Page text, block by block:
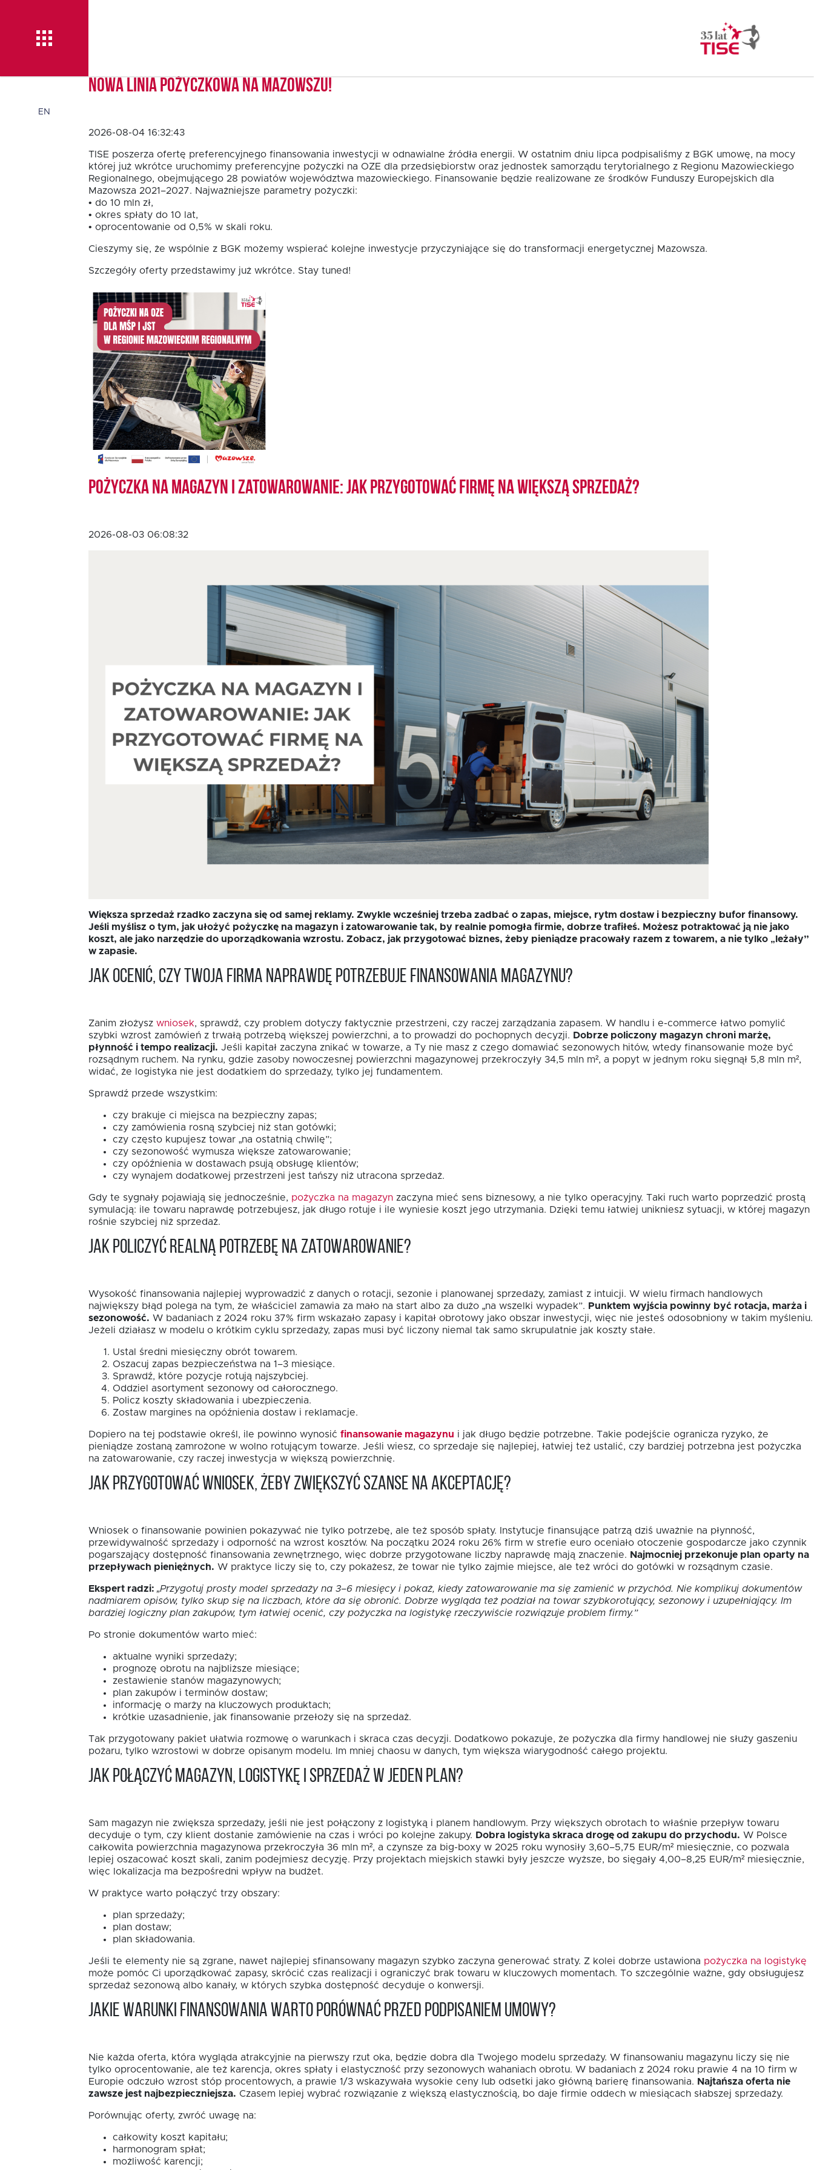
online
Aktualności
O TISE
Dlaczego TISE?
Pożyczka rozwojowa
TISE
Oferta dla MSP
Oferta dla NGO/PES
Fundusz FKIS
Rodo
EN
Nowa linia pożyczkowa na Mazowszu!
2026-08-04 16:32:43
TISE poszerza ofertę preferencyjnego finansowania inwestycji w odnawialne źródła energii. W ostatnim dniu lipca podpisaliśmy z BGK umowę, na mocy
której już wkrótce uruchomimy preferencyjne pożyczki na OZE dla przedsiębiorstw oraz jednostek samorządu terytorialnego z Regionu Mazowieckiego
Regionalnego, obejmującego 28 powiatów województwa mazowieckiego. Finansowanie będzie realizowane ze środków Funduszy Europejskich dla
Mazowsza 2021–2027. Najważniejsze parametry pożyczki:
• do 10 mln zł,
• okres spłaty do 10 lat,
• oprocentowanie od 0,5% w skali roku.
Cieszymy się, że wspólnie z BGK możemy wspierać kolejne inwestycje przyczyniające się do transformacji energetycznej Mazowsza.
Szczegóły oferty przedstawimy już wkrótce. Stay tuned!
Pożyczka na magazyn i zatowarowanie: jak przygotować firmę na większą sprzedaż?
2026-08-03 06:08:32
Większa sprzedaż rzadko zaczyna się od samej reklamy. Zwykle wcześniej trzeba zadbać o zapas, miejsce, rytm dostaw i bezpieczny bufor finansowy.
Jeśli myślisz o tym, jak ułożyć pożyczkę na magazyn i zatowarowanie tak, by realnie pomogła firmie, dobrze trafiłeś. Możesz potraktować ją nie jako
koszt, ale jako narzędzie do uporządkowania wzrostu. Zobacz, jak przygotować biznes, żeby pieniądze pracowały razem z towarem, a nie tylko „leżały”
w zapasie.
Jak ocenić, czy Twoja firma naprawdę potrzebuje finansowania magazynu?
Zanim złożysz wniosek, sprawdź, czy problem dotyczy faktycznie przestrzeni, czy raczej zarządzania zapasem. W handlu i e-commerce łatwo pomylić
szybki wzrost zamówień z trwałą potrzebą większej powierzchni, a to prowadzi do pochopnych decyzji. Dobrze policzony magazyn chroni marżę,
płynność i tempo realizacji. Jeśli kapitał zaczyna znikać w towarze, a Ty nie masz z czego domawiać sezonowych hitów, wtedy finansowanie może być
rozsądnym ruchem. Na rynku, gdzie zasoby nowoczesnej powierzchni magazynowej przekroczyły 34,5 mln m², a popyt w jednym roku sięgnął 5,8 mln m²,
widać, że logistyka nie jest dodatkiem do sprzedaży, tylko jej fundamentem.
Sprawdź przede wszystkim:
czy brakuje ci miejsca na bezpieczny zapas;
czy zamówienia rosną szybciej niż stan gotówki;
czy często kupujesz towar „na ostatnią chwilę”;
czy sezonowość wymusza większe zatowarowanie;
czy opóźnienia w dostawach psują obsługę klientów;
czy wynajem dodatkowej przestrzeni jest tańszy niż utracona sprzedaż.
Gdy te sygnały pojawiają się jednocześnie, pożyczka na magazyn zaczyna mieć sens biznesowy, a nie tylko operacyjny. Taki ruch warto poprzedzić prostą
symulacją: ile towaru naprawdę potrzebujesz, jak długo rotuje i ile wyniesie koszt jego utrzymania. Dzięki temu łatwiej unikniesz sytuacji, w której magazyn
rośnie szybciej niż sprzedaż.
Jak policzyć realną potrzebę na zatowarowanie?
Wysokość finansowania najlepiej wyprowadzić z danych o rotacji, sezonie i planowanej sprzedaży, zamiast z intuicji. W wielu firmach handlowych
największy błąd polega na tym, że właściciel zamawia za mało na start albo za dużo „na wszelki wypadek”. Punktem wyjścia powinny być rotacja, marża i
sezonowość. W badaniach z 2024 roku 37% firm wskazało zapasy i kapitał obrotowy jako obszar inwestycji, więc nie jesteś odosobniony w takim myśleniu.
Jeżeli działasz w modelu o krótkim cyklu sprzedaży, zapas musi być liczony niemal tak samo skrupulatnie jak koszty stałe.
Ustal średni miesięczny obrót towarem.
Oszacuj zapas bezpieczeństwa na 1–3 miesiące.
Sprawdź, które pozycje rotują najszybciej.
Oddziel asortyment sezonowy od całorocznego.
Policz koszty składowania i ubezpieczenia.
Zostaw margines na opóźnienia dostaw i reklamacje.
Dopiero na tej podstawie określ, ile powinno wynosić finansowanie magazynu i jak długo będzie potrzebne. Takie podejście ogranicza ryzyko, że
pieniądze zostaną zamrożone w wolno rotującym towarze. Jeśli wiesz, co sprzedaje się najlepiej, łatwiej też ustalić, czy bardziej potrzebna jest pożyczka
na zatowarowanie, czy raczej inwestycja w większą powierzchnię.
Jak przygotować wniosek, żeby zwiększyć szanse na akceptację?
Wniosek o finansowanie powinien pokazywać nie tylko potrzebę, ale też sposób spłaty. Instytucje finansujące patrzą dziś uważnie na płynność,
przewidywalność sprzedaży i odporność na wzrost kosztów. Na początku 2024 roku 26% firm w strefie euro oceniało otoczenie gospodarcze jako czynnik
pogarszający dostępność finansowania zewnętrznego, więc dobrze przygotowane liczby naprawdę mają znaczenie. Najmocniej przekonuje plan oparty na
przepływach pieniężnych. W praktyce liczy się to, czy pokażesz, że towar nie tylko zajmie miejsce, ale też wróci do gotówki w rozsądnym czasie.
Ekspert radzi: „Przygotuj prosty model sprzedaży na 3–6 miesięcy i pokaż, kiedy zatowarowanie ma się zamienić w przychód. Nie komplikuj dokumentów
nadmiarem opisów, tylko skup się na liczbach, które da się obronić. Dobrze wygląda też podział na towar szybkorotujący, sezonowy i uzupełniający. Im
bardziej logiczny plan zakupów, tym łatwiej ocenić, czy pożyczka na logistykę rzeczywiście rozwiązuje problem firmy.”
Po stronie dokumentów warto mieć:
aktualne wyniki sprzedaży;
prognozę obrotu na najbliższe miesiące;
zestawienie stanów magazynowych;
plan zakupów i terminów dostaw;
informację o marży na kluczowych produktach;
krótkie uzasadnienie, jak finansowanie przełoży się na sprzedaż.
Tak przygotowany pakiet ułatwia rozmowę o warunkach i skraca czas decyzji. Dodatkowo pokazuje, że pożyczka dla firmy handlowej nie służy gaszeniu
pożaru, tylko wzrostowi w dobrze opisanym modelu. Im mniej chaosu w danych, tym większa wiarygodność całego projektu.
Jak połączyć magazyn, logistykę i sprzedaż w jeden plan?
Sam magazyn nie zwiększa sprzedaży, jeśli nie jest połączony z logistyką i planem handlowym. Przy większych obrotach to właśnie przepływ towaru
decyduje o tym, czy klient dostanie zamówienie na czas i wróci po kolejne zakupy. Dobra logistyka skraca drogę od zakupu do przychodu. W Polsce
całkowita powierzchnia magazynowa przekroczyła 36 mln m², a czynsze za big-boxy w 2025 roku wynosiły 3,60–5,75 EUR/m² miesięcznie, co pozwala
lepiej oszacować koszt skali, zanim podejmiesz decyzję. Przy projektach miejskich stawki były jeszcze wyższe, bo sięgały 4,00–8,25 EUR/m² miesięcznie,
więc lokalizacja ma bezpośredni wpływ na budżet.
W praktyce warto połączyć trzy obszary:
plan sprzedaży;
plan dostaw;
plan składowania.
Jeśli te elementy nie są zgrane, nawet najlepiej sfinansowany magazyn szybko zaczyna generować straty. Z kolei dobrze ustawiona pożyczka na logistykę
może pomóc Ci uporządkować zapasy, skrócić czas realizacji i ograniczyć brak towaru w kluczowych momentach. To szczególnie ważne, gdy obsługujesz
sprzedaż sezonową albo kanały, w których szybka dostępność decyduje o konwersji.
Jakie warunki finansowania warto porównać przed podpisaniem umowy?
Nie każda oferta, która wygląda atrakcyjnie na pierwszy rzut oka, będzie dobra dla Twojego modelu sprzedaży. W finansowaniu magazynu liczy się nie
tylko oprocentowanie, ale też karencja, okres spłaty i elastyczność przy sezonowych wahaniach obrotu. W badaniach z 2024 roku prawie 4 na 10 firm w
Europie odczuło wzrost stóp procentowych, a prawie 1/3 wskazywała wysokie ceny lub odsetki jako główną barierę finansowania. Najtańsza oferta nie
zawsze jest najbezpieczniejsza. Czasem lepiej wybrać rozwiązanie z większą elastycznością, bo daje firmie oddech w miesiącach słabszej sprzedaży.
Porównując oferty, zwróć uwagę na:
całkowity koszt kapitału;
harmonogram spłat;
możliwość karencji;